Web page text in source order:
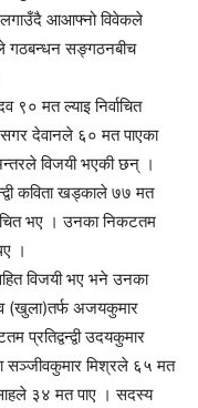
लगाउँदै आआफ्नो विवेकले
गठबन्धन सङ्गठनबीच
९० मत ल्याइ निर्वाचित
देवानले ६० मत पाएका
विजयी भएकी छन् ।
कविता खड्काले ७७ मत
भए । उनका निकटतम
।
विजयी भए भने उनका
(खुला)तर्फ अजयकुमार
प्रतिद्वन्द्वी उदयकुमार
सञ्जीवकुमार मिश्रले ६५ मत
साहले ३४ मत पाए । सदस्य